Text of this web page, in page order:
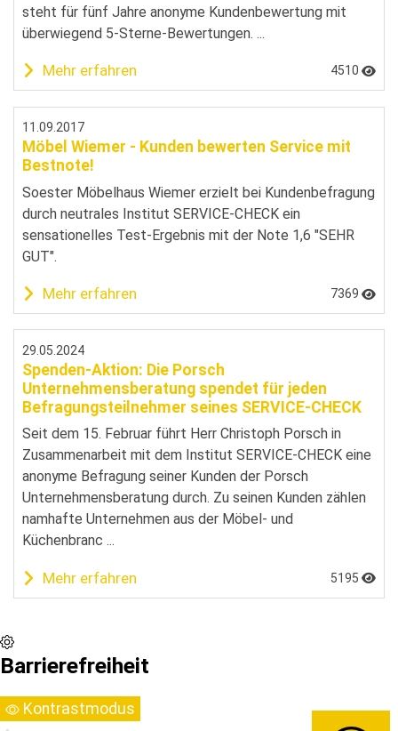
steht für fünf Jahre anonyme Kundenbewertung mit
überwiegend 5-Sterne-Bewertungen. ...
Mehr erfahren 4510
11.09.2017
Möbel Wiemer - Kunden bewerten Service mit
Bestnote!
Soester Möbelhaus Wiemer erzielt bei Kundenbefragung
durch neutrales Institut SERVICE-CHECK ein
sensationelles Test-Ergebnis mit der Note 1,6 "SEHR
GUT".
Mehr erfahren 7369
29.05.2024
Spenden-Aktion: Die Porsch
Unternehmensberatung spendet für jeden
Befragungsteilnehmer seines SERVICE-CHECK
Seit dem 15. Februar führt Herr Christoph Porsch in
Zusammenarbeit mit dem Institut SERVICE-CHECK eine
anonyme Befragung seiner Kunden der Porsch
Unternehmensberatung durch. Zu seinen Kunden zählen
namhafte Unternehmen aus der Möbel- und
Küchenbranc ...
Mehr erfahren 5195
Barrierefreiheit
Kontrastmodus